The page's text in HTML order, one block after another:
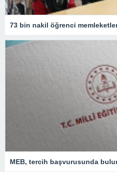
73 bin nakil öğrenci